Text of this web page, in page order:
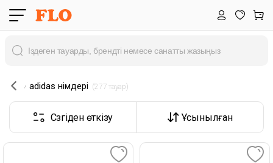
adidas өнімдері (277 тауар)
Сүзгіден өткізу Ұсынылған